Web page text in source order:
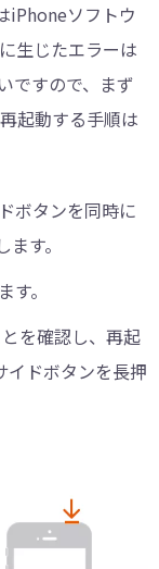
iPhoneソフトウ
生じたエラーは
ですので、まず
起動する手順は
ボタンを同時に
す。
。
を確認し、再起
ドボタンを長押